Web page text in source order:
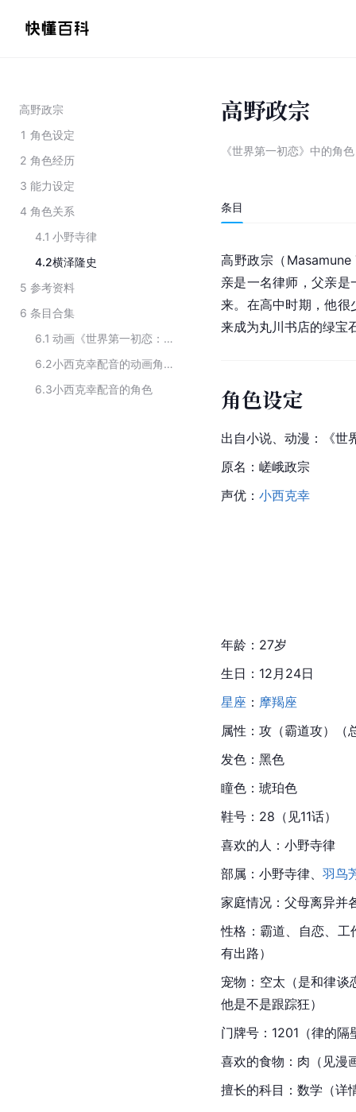
高野政宗
1 角色设定
2 角色经历
3 能力设定
4 角色关系
4.1 小野寺律
4.2横泽隆史
5 参考资料
6 条目合集
6.1
动画《世界第一初恋：求婚篇》主要角色
6.2
小西克幸配音的动画角色
6.3小西克幸配音的角色
高野政宗
《世界第一初恋》中的角色
条目
高野政宗（
亲是一名律师，父亲
来。在高中时期，他很
来成为丸川书店的绿宝
角色设定
出自小说、动漫：《世
原名： 嵯峨政宗
声优： 小西克幸
年龄：27岁
生日：12月24日
星座 ： 摩羯座
属性：攻（霸道攻）（
发色：黑色
瞳色：琥珀色
鞋号：28（见11话）
喜欢的人：小野寺律
部属：小野寺律、 羽鸟
家庭情况：父母离异并
性格：霸道、自恋、工
有出路）
宠物：空太（是和律谈
他是不是跟踪狂）
门牌号：1201（律的隔
喜欢的食物：肉（见漫
擅长的科目：数学（详